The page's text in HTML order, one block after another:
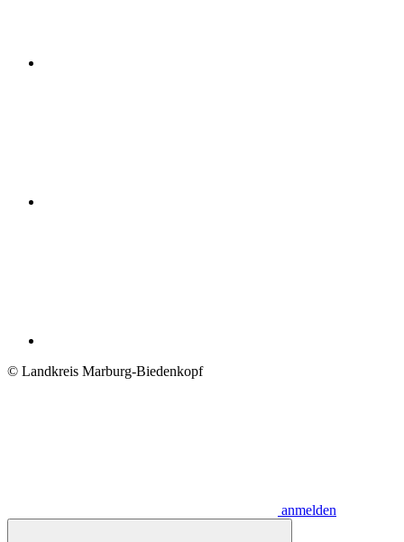
© Landkreis Marburg-Biedenkopf
anmelden